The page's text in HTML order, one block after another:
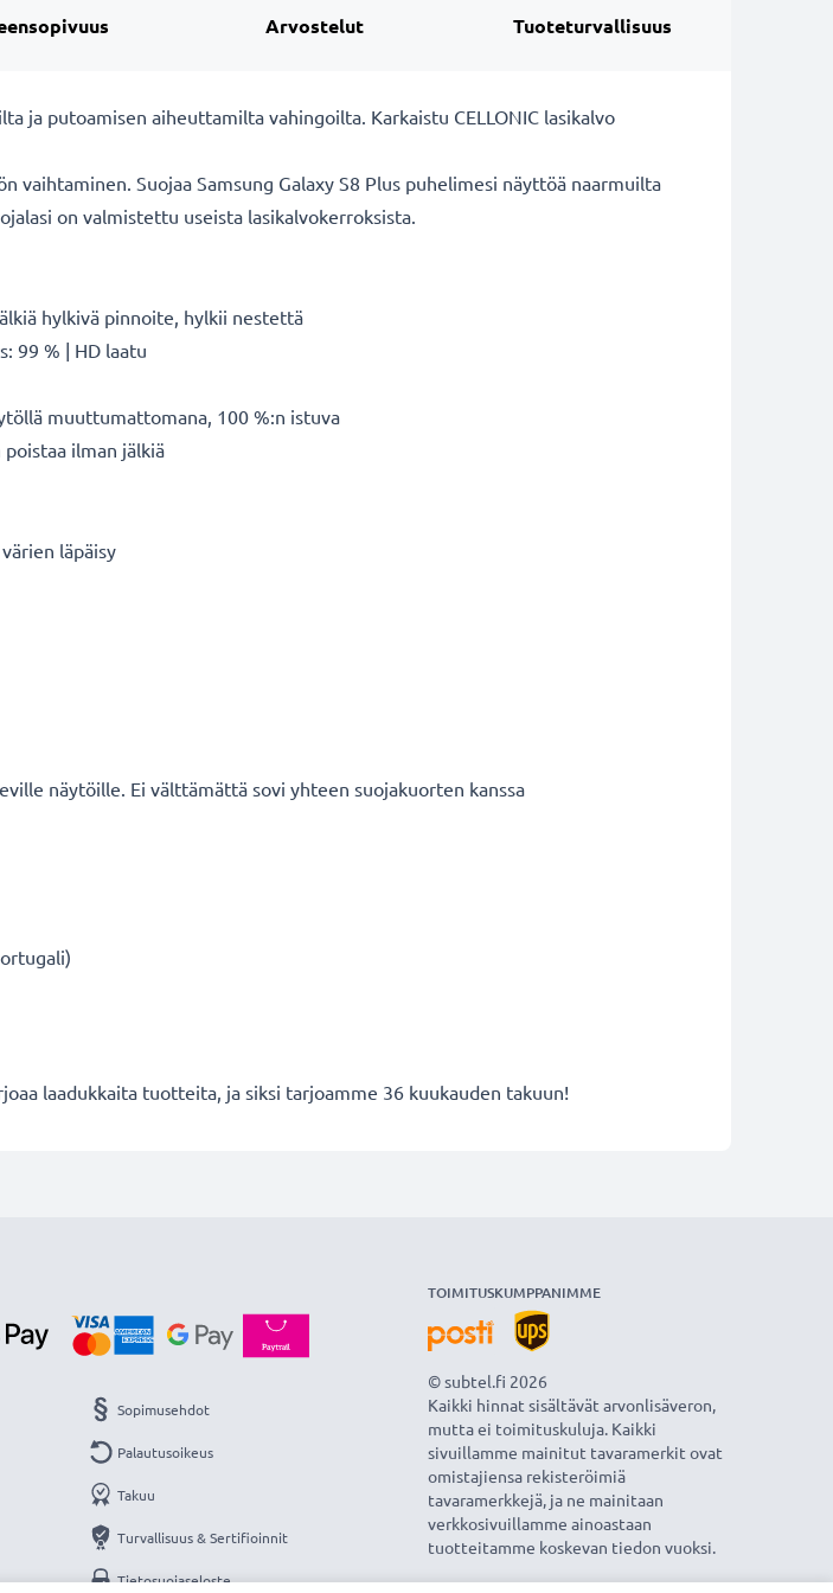
Arvostelut Tuoteturvallisuus
ja putoamisen aiheuttamilta vahingoilta. Karkaistu CELLONIC lasikalvo
Suojaa Samsung Galaxy S8 Plus puhelimesi näyttöä naarmuilta
on valmistettu useista lasikalvokerroksista.
hylkivä pinnoite, hylkii nestettä
99 % | HD laatu
muuttumattomana, 100 %:n istuva
ilman jälkiä
läpäisy
näytöille. Ei välttämättä sovi yhteen suojakuorten kanssa
laadukkaita tuotteita, ja siksi tarjoamme 36 kuukauden takuun!
Sopimusehdot
Palautusoikeus
Takuu
Turvallisuus & Sertifioinnit
Tietosuojaseloste
TOIMITUSKUMPPANIMME
© subtel.fi 2026
Kaikki hinnat sisältävät arvonlisäveron,
mutta ei toimituskuluja. Kaikki
sivuillamme mainitut tavaramerkit ovat
omistajiensa rekisteröimiä
tavaramerkkejä, ja ne mainitaan
verkkosivuillamme ainoastaan
tuotteitamme koskevan tiedon vuoksi.